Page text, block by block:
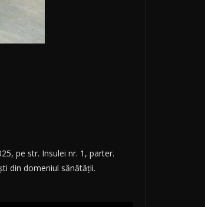
pe str. Insulei nr. 1, parter.
din domeniul sănătății.